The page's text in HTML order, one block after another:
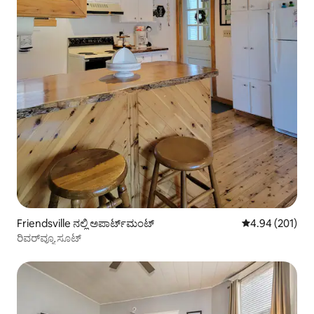
Friendsville ನಲ್ಲಿ ಅಪಾರ್ಟ್‌ಮಂಟ್ 5 ರಲ್ಲಿ 4.94
4.94 (201)
ರಿವರ್‌ವ್ಯೂ ಸೂಟ್